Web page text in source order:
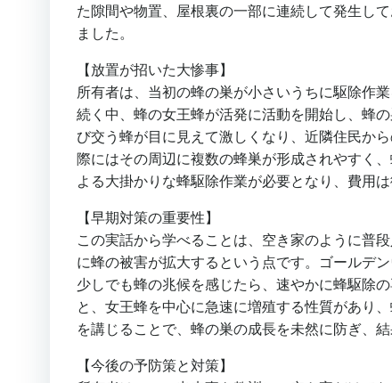
た隙間や物置、屋根裏の一部に連続して発生し
ました。
【放置が招いた大惨事】
所有者は、当初の蜂の巣が小さいうちに駆除作
続く中、蜂の女王蜂が活発に活動を開始し、蜂
び交う蜂が目に見えて激しくなり、近隣住民か
際にはその周辺に複数の蜂巣が形成されやすく
よる大掛かりな蜂駆除作業が必要となり、費用
【早期対策の重要性】
この実話から学べることは、空き家のように普
に蜂の被害が拡大するという点です。ゴールデ
少しでも蜂の兆候を感じたら、速やかに蜂駆除
と、女王蜂を中心に急速に増殖する性質があり
を講じることで、蜂の巣の成長を未然に防ぎ、
【今後の予防策と対策】